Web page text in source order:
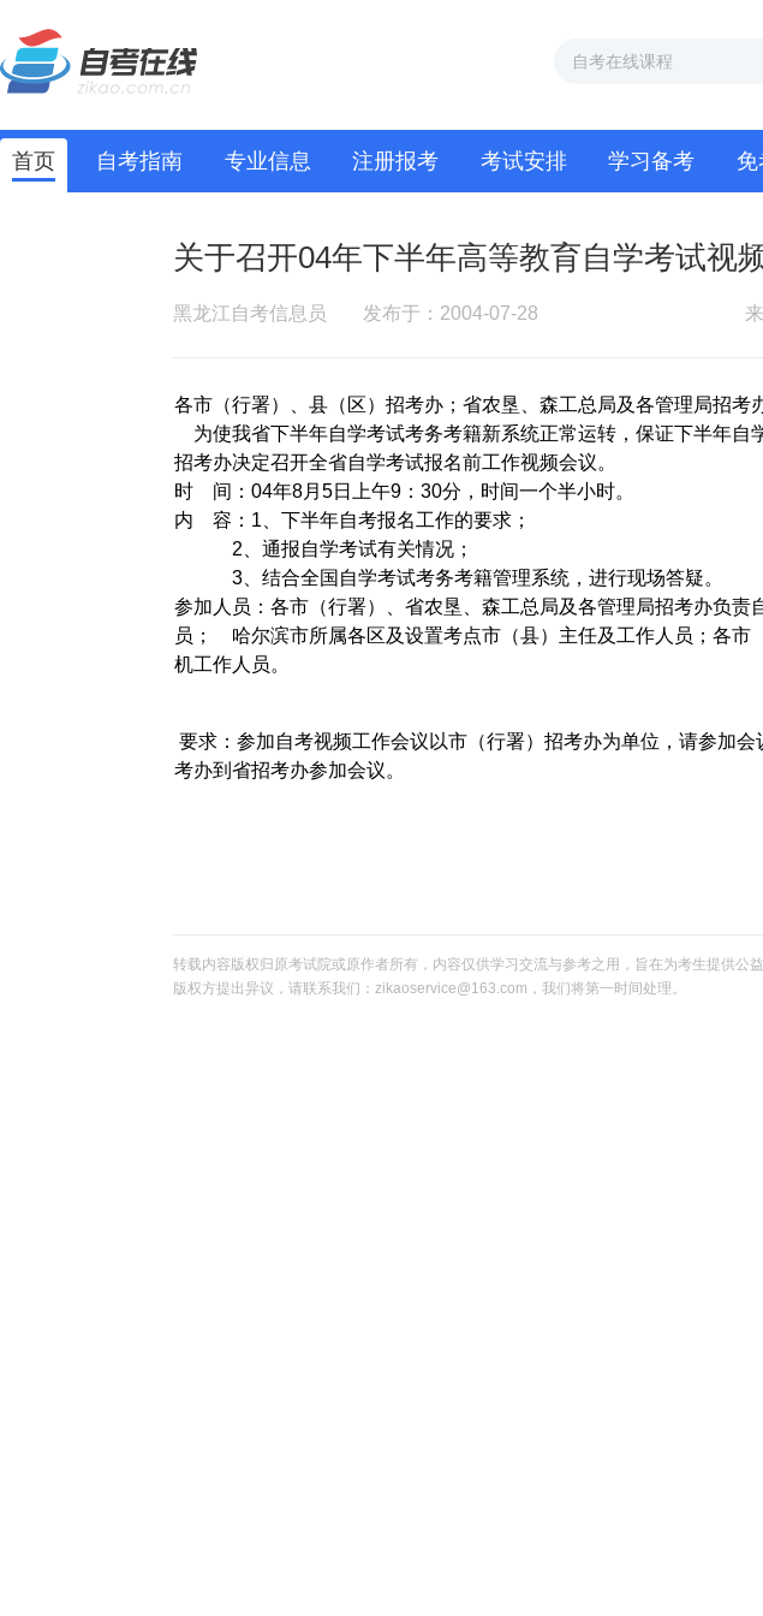
首页 自考指南 专业信息 注册报考 考试安排 学习备考 免
关于召开04年下半年高等教育自学考试视
黑龙江自考信息员 发布于：2004-07-28
各市（行署）、县（区）招考办；省农垦、森工总局及各管理局招考
为使我省下半年自学考试考务考籍新系统正常运转，保证下半年自
招考办决定召开全省自学考试报名前工作视频会议。
时 间：04年8月5日上午9：30分，时间一个半小时。
内 容：1、下半年自考报名工作的要求；
2、通报自学考试有关情况；
3、结合全国自学考试考务考籍管理系统，进行现场答疑。
参加人员：各市（行署）、省农垦、森工总局及各管理局招考办负责
员； 哈尔滨市所属各区及设置考点市（县）主任及工作人员；各市
机工作人员。
要求：参加自考视频工作会议以市（行署）招考办为单位，请参加
考办到省招考办参加会议。
转载内容版权归原考试院或原作者所有，内容仅供学习交流与参考之用，旨在为考生提供公
版权方提出异议，请联系我们：zikaoservice@163.com，我们将第一时间处理。